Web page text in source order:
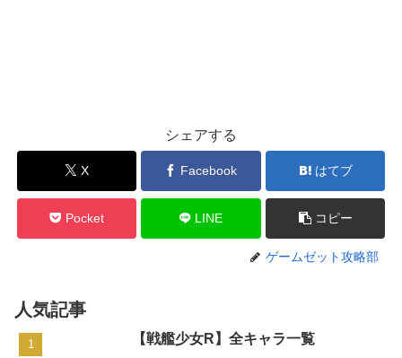
シェアする
X Facebook はてブ
Pocket LINE コピー
ゲームゼット攻略部
人気記事
【戦艦少女R】全キャラ一覧